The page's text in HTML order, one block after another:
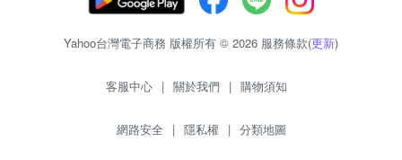
Yahoo台灣電子商務 版權所有 © 2026 服務條款(更新)
客服中心 | 關於我們 | 購物須知
網路安全 | 隱私權 | 分類地圖